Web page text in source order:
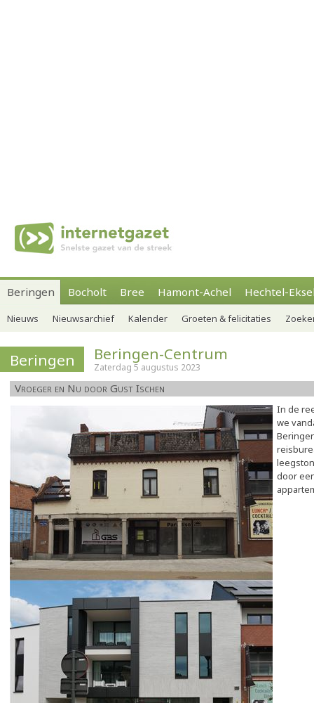
Beringen Bocholt Bree Hamont-Achel Hechtel-
Nieuws Nieuwsarchief Kalender Groeten & felicitaties
Beringen Beringen-Centrum
Zaterdag 5 augustus 2023
Vroeger en Nu door Gust Ischen
In de
we
door